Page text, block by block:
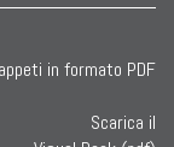
Scarica il